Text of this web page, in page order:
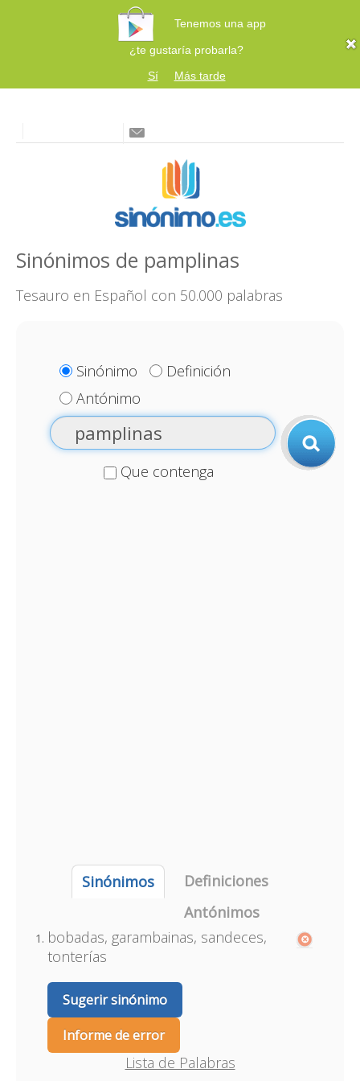
Tenemos una app
¿te gustaría probarla?
Sí
Más tarde
Sinónimos de pamplinas
Tesauro en Español con 50.000 palabras
Sinónimo
Definición
Antónimo
Que contenga
Sinónimos
Definiciones
Antónimos
bobadas, garambainas, sandeces,
tonterías
Sugerir sinónimo
Informe de error
Lista de Palabras